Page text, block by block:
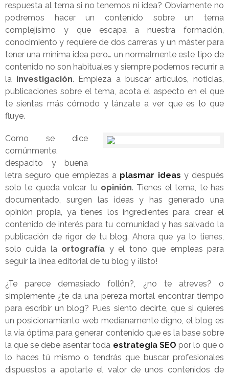
respuesta al tema si no tenemos ni idea? Obviamente no
podremos hacer un contenido sobre un tema
complejísimo y que escapa a nuestra formación,
conocimiento y requiere de dos carreras y un máster para
tener una mínima idea pero… un normalmente este tipo de
contenido no son habituales y siempre podemos recurrir a
la investigación. Empieza a buscar artículos, noticias,
publicaciones sobre el tema, acota el aspecto en el que
te sientas más cómodo y lánzate a ver que es lo que
fluye.
Como se dice
comúnmente,
despacito y buena
letra seguro que empiezas a plasmar ideas y después
solo te queda volcar tu opinión. Tienes el tema, te has
documentado, surgen las ideas y has generado una
opinión propia, ya tienes los ingredientes para crear el
contenido de interés para tu comunidad y has salvado la
publicación de rigor de tu blog. Ahora que ya lo tienes,
solo cuida la ortografía y el tono que empleas para
seguir la línea editorial de tu blog y ¡listo!
¿Te parece demasiado follón?, ¿no te atreves? o
simplemente ¿te da una pereza mortal encontrar tiempo
para escribir un blog? Pues siento decirte, que si quieres
un posicionamiento web medianamente digno, el blog es
la vía óptima para generar contenido que es la base sobre
la que se debe asentar toda estrategia SEO por lo que o
lo haces tú mismo o tendrás que buscar profesionales
dispuestos a apotarte el valor de unos contenidos de